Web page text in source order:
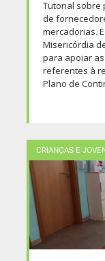
Tutorial sobre
de
mercadorias. Este simulacro foi realizado na
Misericórdia
para apoiar
referentes à
Plano de
CRIANÇAS E